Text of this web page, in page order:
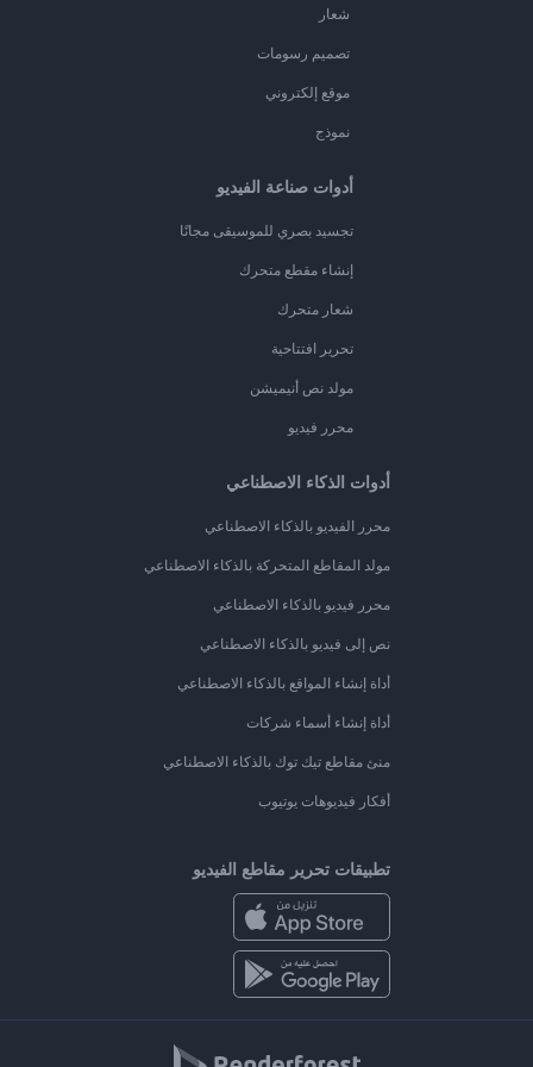
شعار
تصميم رسومات
موقع إلكتروني
نموذج
أدوات صناعة الفيديو
تجسيد بصري للموسيقى مجانًا
إنشاء مقطع متحرك
شعار متحرك
تحرير افتتاحية
مولد نص أنيميشن
محرر فيديو
أدوات الذكاء الاصطناعي
محرر الفيديو بالذكاء الاصطناعي
مولد المقاطع المتحركة بالذكاء الاصطناعي
محرر فيديو بالذكاء الاصطناعي
نص إلى فيديو بالذكاء الاصطناعي
أداة إنشاء المواقع بالذكاء الاصطناعي
أداة إنشاء أسماء شركات
منئ مقاطع تيك توك بالذكاء الاصطناعي
أفكار فيديوهات يوتيوب
تطبيقات تحرير مقاطع الفيديو